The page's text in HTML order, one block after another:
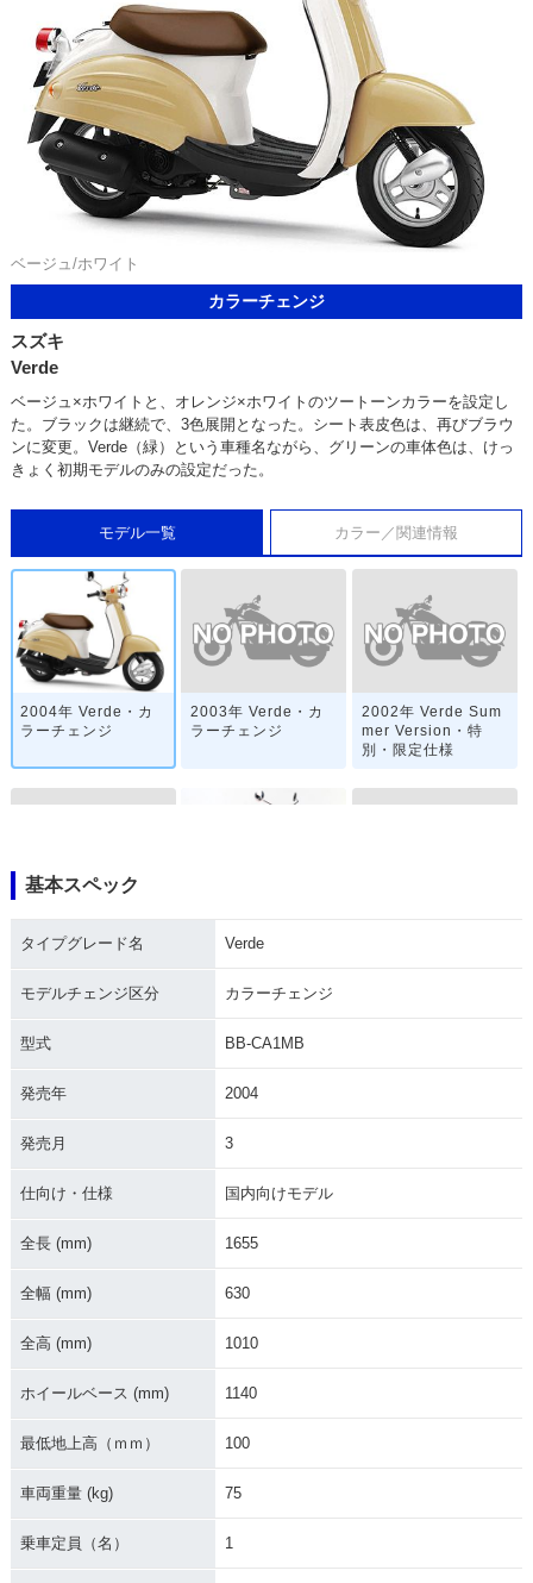
ベージュ/ホワイト
カラーチェンジ
スズキ
Verde
ベージュ×ホワイトと、オレンジ×ホワイトのツートーンカラーを設定し
た。ブラックは継続で、3色展開となった。シート表皮色は、再びブラウ
ンに変更。Verde（緑）という車種名ながら、グリーンの車体色は、けっ
きょく初期モデルのみの設定だった。
モデル一覧 カラー／関連情報
2004年 Verde・カ
ラーチェンジ
2003年 Verde・カ
ラーチェンジ
2002年 Verde Sum
mer Version・特
別・限定仕様
イナーチェンジ
イナーチェンジ
登場
基本スペック
タイプグレード名 Verde
モデルチェンジ区分 カラーチェンジ
型式 BB-CA1MB
発売年 2004
発売月 3
仕向け・仕様 国内向けモデル
全長 (mm) 1655
全幅 (mm) 630
全高 (mm) 1010
ホイールベース (mm) 1140
最低地上高（ｍｍ） 100
車両重量 (kg) 75
乗車定員（名） 1